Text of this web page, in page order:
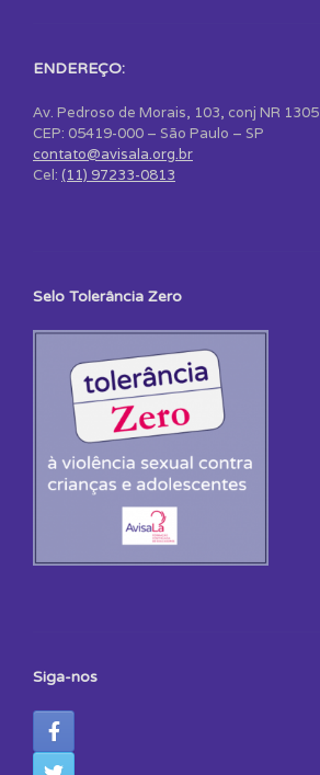
ENDEREÇO:
Av. Pedroso de Morais, 103, conj NR 1305
CEP: 05419-000 – São Paulo – SP
contato@avisala.org.br
Cel: (11) 97233-0813
Selo Tolerância Zero
Siga-nos